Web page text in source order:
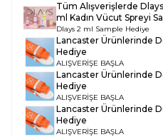
Tüm Alışverişlerde
ml Kadın Vücut Spreyi
Dlays 2 ml Sample Hediye
Lancaster Ürünlerinde
Hediye
ALIŞVERİŞE BAŞLA
Lancaster Ürünlerinde
Hediye
ALIŞVERİŞE BAŞLA
Lancaster Ürünlerinde
Hediye
ALIŞVERİŞE BAŞLA